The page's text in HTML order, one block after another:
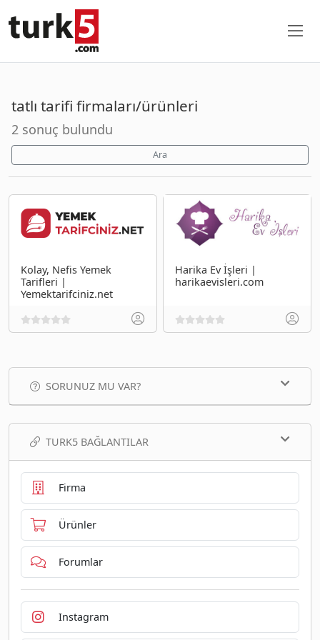
tatlı tarifi firmaları/ürünleri
2 sonuç bulundu
Ara
Kolay, Nefis Yemek
Tarifleri |
Yemektarifciniz.net
Harika Ev İşleri |
harikaevisleri.com
SORUNUZ MU VAR?
TURK5 BAĞLANTILAR
Firma
Ürünler
Forumlar
Instagram